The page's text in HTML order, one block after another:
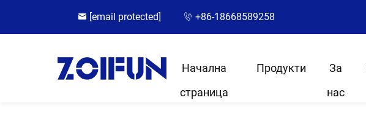
[email protected] +86-18668589258
Начална
страница
Продукти
За
нас